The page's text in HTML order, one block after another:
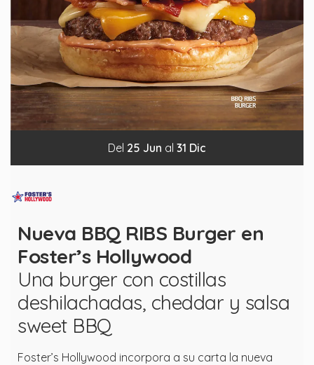
Del 25 Jun al 31 Dic
Nueva BBQ RIBS Burger en
Foster’s Hollywood
Una burger con costillas
deshilachadas, cheddar y salsa
sweet BBQ
Foster’s Hollywood incorpora a su carta la nueva